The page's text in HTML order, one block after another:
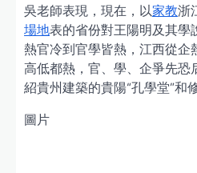
吳老師表現，現在，以家教浙
場地表的省份對王陽明及其學
熱官冷到官學皆熱，江西從企
高低都熱，官、學、企爭先恐
紹貴州建築的貴陽“孔學堂”和
圖片